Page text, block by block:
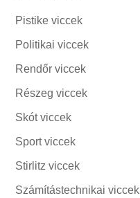
Pistike viccek
Politikai viccek
Rendőr viccek
Részeg viccek
Skót viccek
Sport viccek
Stirlitz viccek
Számítástechnikai viccek